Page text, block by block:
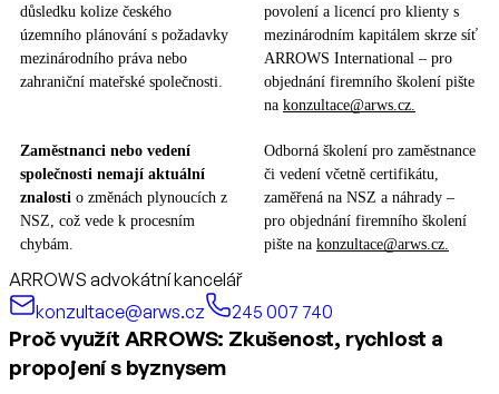
důsledku kolize českého
územního plánování s požadavky
mezinárodního práva nebo
zahraniční mateřské společnosti.
povolení a licencí pro klienty s
mezinárodním kapitálem skrze síť
ARROWS International – pro
objednání firemního školení pište
na konzultace@arws.cz.
Zaměstnanci nebo vedení
společnosti nemají aktuální
znalosti o změnách plynoucích z
NSZ, což vede k procesním
chybám.
Odborná školení pro zaměstnance
či vedení včetně certifikátu,
zaměřená na NSZ a náhrady –
pro objednání firemního školení
pište na konzultace@arws.cz.
ARROWS advokátní kancelář
konzultace@arws.cz
245 007 740
Proč využít ARROWS: Zkušenost, rychlost a
propojení s byznysem